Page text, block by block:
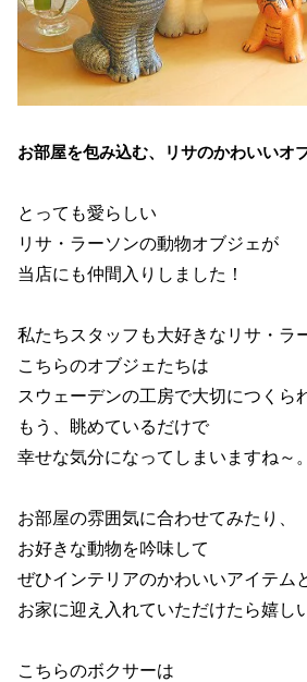
お部屋を包み込む、リサのかわいいオブ
とっても愛らしい
リサ・ラーソンの動物オブジェが
当店にも仲間入りしました！
私たちスタッフも大好きなリサ・ラ
こちらのオブジェたちは
スウェーデンの工房で大切につくら
もう、眺めているだけで
幸せな気分になってしまいますね～。
お部屋の雰囲気に合わせてみたり、
お好きな動物を吟味して
ぜひインテリアのかわいいアイテム
お家に迎え入れていただけたら嬉し
こちらのボクサーは